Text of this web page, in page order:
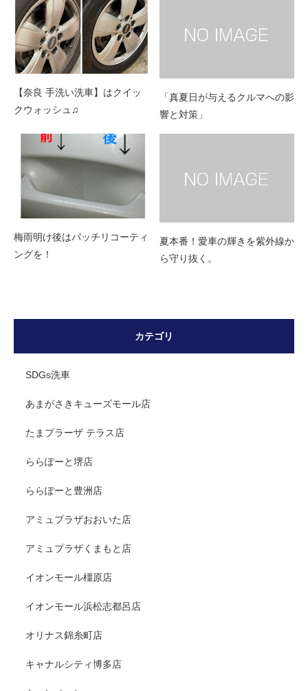
【奈良 手洗い洗車】はクイッ
クウォッシュ♫
「真夏日が与えるクルマへの影
響と対策」
梅雨明け後はバッチリコーティ
ングを！
夏本番！愛車の輝きを紫外線か
ら守り抜く。
カテゴリ
SDGs洗車
あまがさきキューズモール店
たまプラーザ テラス店
ららぽーと堺店
ららぽーと豊洲店
アミュプラザおおいた店
アミュプラザくまもと店
イオンモール橿原店
イオンモール浜松志都呂店
オリナス錦糸町店
キャナルシティ博多店